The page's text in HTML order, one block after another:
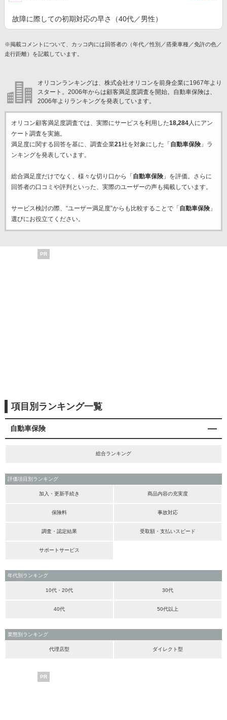
故障に際しての初期対応の早さ（40代／男性）
※掲載コメントについて、カッコ内には回答者の（年代／性別／搭乗車種／免許の色／
走行距離）を記載しています。
オリコンランキングは、株式会社オリコンを前身企業に1967年より
スタート。2006年からは顧客満足度調査を開始。自動車保険は、
2006年よりランキングを発表しています。
オリコン顧客満足度調査では、実際にサービスを利用した18,284人にアン
ケート調査を実施。
満足度に関する回答を基に、調査企業21社を対象にした「 自動車保険」ラ
ンキングを発表しています。
総合満足度だけでなく、様々な切り口から「 自動車保険」を評価。さらに
回答者の口コミや評判といった、実際のユーザーの声も掲載しています。
サービス検討の際、“ユーザー満足度”からも比較することで「 自動車保険」
選びにお役立てください。
PR
項目別ランキング一覧
自動車保険
総合ランキング
評価項目別ランキング
加入・更新手続き 商品内容の充実度
保険料 事故対応
調査・認定結果 受取額・支払いスピード
サポートサービス
年代別ランキング
10代・20代 30代
40代 50代以上
業態別ランキング
代理店型 ダイレクト型
PR